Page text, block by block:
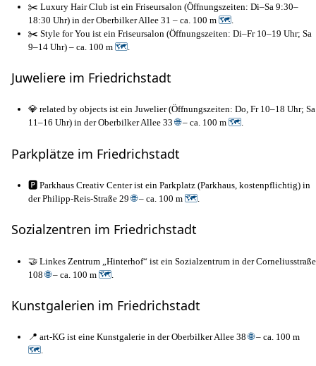
✂️ Luxury Hair Club ist ein Friseursalon (Öffnungszeiten: Di–Sa 9:30–
18:30 Uhr) in der Oberbilker Allee 31 – ca. 100 m 🗺
✂️ Style for You ist ein Friseursalon (Öffnungszeiten: Di–Fr 10–19 Uhr; Sa
9–14 Uhr) – ca. 100 m 🗺
Juweliere im Friedrichstadt
💎 related by objects ist ein Juwelier (Öffnungszeiten: Do, Fr 10–18 Uhr; Sa
11–16 Uhr) in der Oberbilker Allee 33🌐– ca. 100 m 🗺.
Parkplätze im Friedrichstadt
🅿️ Parkhaus Creativ Center ist ein Parkplatz (Parkhaus, kostenpflichtig) in
der Philipp-Reis-Straße 29🌐– ca. 100 m 🗺
Sozialzentren im Friedrichstadt
🤝 Linkes Zentrum „Hinterhof“ ist ein Sozialzentrum in der Corneliusstraße
108🌐– ca. 100 m 🗺
Kunstgalerien im Friedrichstadt
📍 art-KG ist eine Kunstgalerie in der Oberbilker Allee 38🌐– ca. 100 m
🗺.